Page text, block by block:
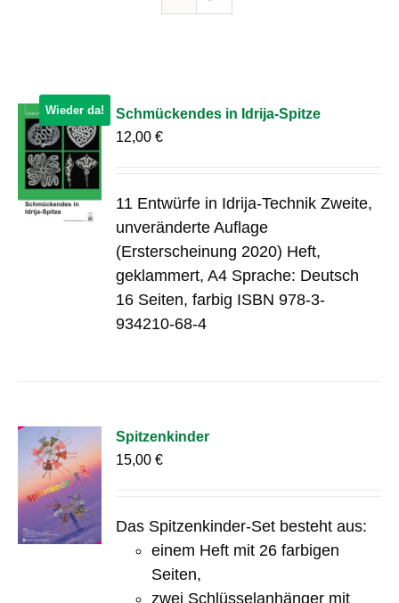
Wieder da!
Schmückendes in Idrija-Spitze
12,00€
11 Entwürfe in Idrija-Technik Zweite,
unveränderte Auflage
(Ersterscheinung 2020) Heft,
geklammert, A4 Sprache: Deutsch
16 Seiten, farbig ISBN 978-3-
934210-68-4
Spitzenkinder
15,00€
Das Spitzenkinder-Set besteht aus:
einem Heft mit 26 farbigen
Seiten,
zwei Schlüsselanhänger mit